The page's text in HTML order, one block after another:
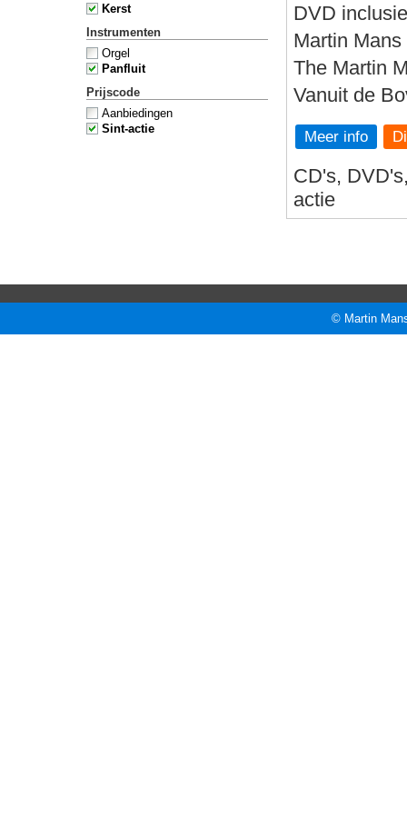
Kerst
Instrumenten
Orgel
Panfluit
Prijscode
Aanbiedingen
Sint-actie
DVD
Martin
The Martin
Vanuit de
Meer info
CD's,
actie
© Martin